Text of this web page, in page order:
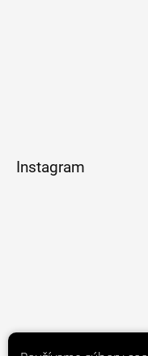
Instagram